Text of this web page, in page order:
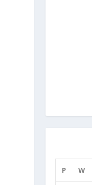
P W